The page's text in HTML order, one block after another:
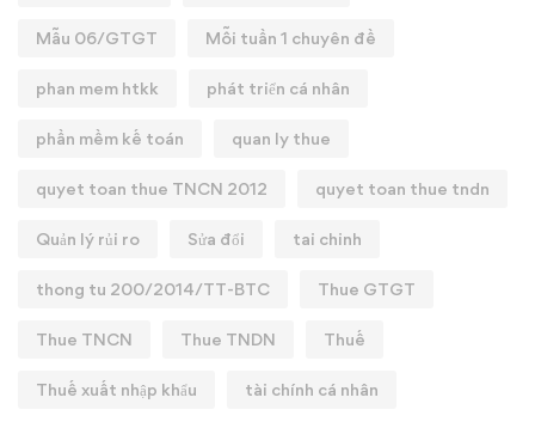
Mẫu 06/GTGT Mỗi tuần 1 chuyên đề
phan mem htkk phát triển cá nhân
phần mềm kế toán quan ly thue
quyet toan thue TNCN 2012 quyet toan thue tndn
Quản lý rủi ro Sửa đổi tai chinh
thong tu 200/2014/TT-BTC Thue GTGT
Thue TNCN Thue TNDN Thuế
Thuế xuất nhập khẩu tài chính cá nhân